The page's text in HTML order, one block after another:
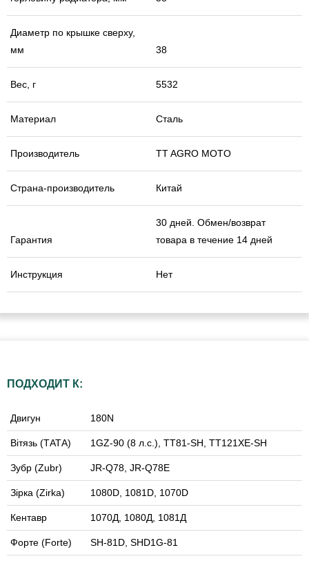
Диаметр по крышке сверху,
мм
38
Вес, г 5532
Материал Сталь
Производитель TT AGRO MOTO
Страна-производитель Китай
Гарантия
30 дней. Обмен/возврат
товара в течение 14 дней
Инструкция Нет
ПОДХОДИТ К:
Двигун 180N
Вітязь (ТАТА) 1GZ-90 (8 л.с.), TT81-SH, TT121XE-SH
Зубр (Zubr) JR-Q78, JR-Q78E
Зірка (Zirka) 1080D, 1081D, 1070D
Кентавр 1070Д, 1080Д, 1081Д
Форте (Forte) SH-81D, SHD1G-81